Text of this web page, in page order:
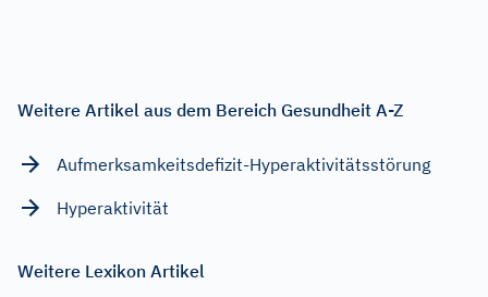
Weitere Artikel aus dem Bereich Gesundheit A-Z
Aufmerksamkeitsdefizit-Hyperaktivitätsstörung
Hyperaktivität
Weitere Lexikon Artikel